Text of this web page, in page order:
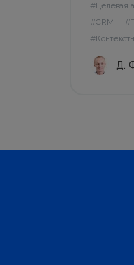
Фейсбук
чего
#Целевая
#CRM
Д.